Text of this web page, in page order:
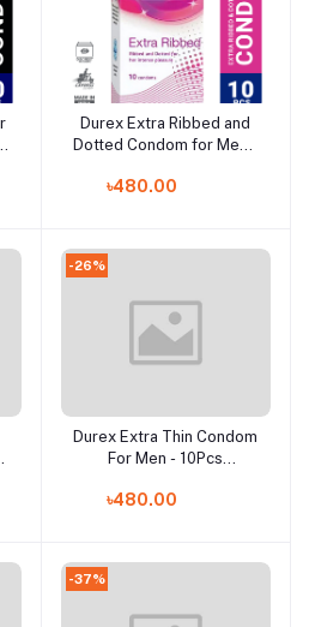
Add to cart
Durex Extra Ribbed and
Dotted Condom for Men -
৳480.00
-26%
Add to cart
Durex Extra Thin Condom
For Men - 10Pcs
৳480.00
-37%